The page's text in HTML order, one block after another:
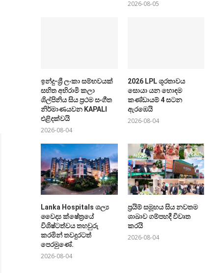
2026-08-05
ඉන්දු-ශ්‍රී ලංකා සම්භවයක්
සහිත අභිරාමි කලා
ශිල්පිනිය සිය ප්‍රථම සංගීත
නිර්මාණයවන KAPALI
එළිදක්වයි
2026-08-04
2026 LPL ශූරතාවය
සොයා යන හොඳම
කණ්ඩායම් 4 සටන
ඇරඹෙයි
2026-08-04
Lanka Hospitals ශල්‍ය
වෛද්‍ය ක්ෂේත්‍රයේ
විශිෂ්ටත්වය තහවුරු
කරමින් තවදුරටත්
පෙරමුණේ.
2026-08-04
ප්‍රයිම් සමූහය සිය නවතම
ශාඛාව ගම්පහදී විවෘත
කරයි
2026-08-04